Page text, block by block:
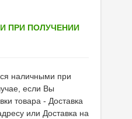
ПРИ ПОЛУЧЕНИИ
наличными при
если Вы
товара - Доставка
или Доставка на